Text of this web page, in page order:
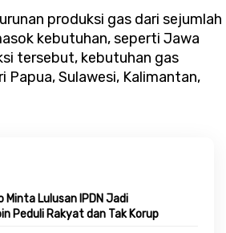
produksi gas dari sejumlah
kebutuhan, seperti Jawa
tersebut, kebutuhan gas
Sulawesi, Kalimantan,
Minta Lulusan IPDN Jadi
Peduli Rakyat dan Tak Korup